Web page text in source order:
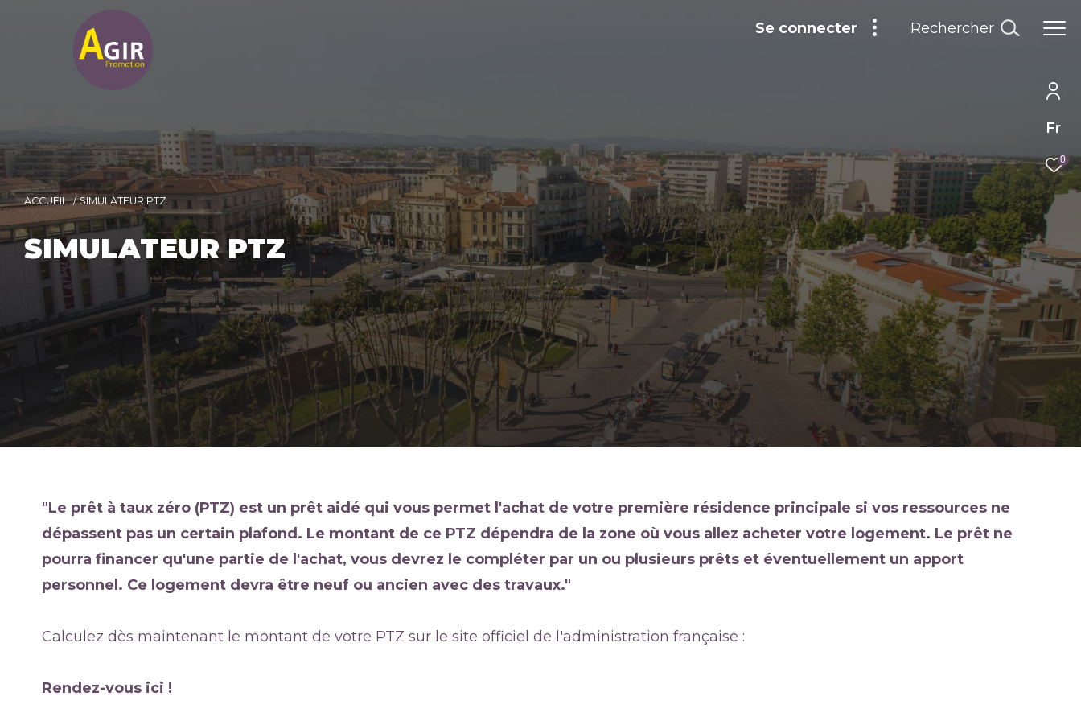
Fr
0
Se connecter Rechercher
ACCUEIL SIMULATEUR PTZ
SIMULATEUR PTZ
"Le prêt à taux zéro (PTZ) est un prêt aidé qui vous permet l'achat de votre première résidence principale si vos ressources ne
dépassent pas un certain plafond. Le montant de ce PTZ dépendra de la zone où vous allez acheter votre logement. Le prêt ne
pourra financer qu'une partie de l'achat, vous devrez le compléter par un ou plusieurs prêts et éventuellement un apport
personnel. Ce logement devra être neuf ou ancien avec des travaux."
Calculez dès maintenant le montant de votre PTZ sur le site officiel de l'administration française :
Rendez-vous ici !